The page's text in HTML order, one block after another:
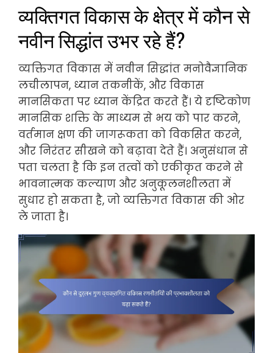
व्यक्तिगत विकास के क्षेत्र में कौन से
नवीन सिद्धांत उभर रहे हैं?
व्यक्तिगत विकास में नवीन सिद्धांत मनोवैज्ञानिक
लचीलापन, ध्यान तकनीकें, और विकास
मानसिकता पर ध्यान केंद्रित करते हैं। ये दृष्टिकोण
मानसिक शक्ति के माध्यम से भय को पार करने,
वर्तमान क्षण की जागरूकता को विकसित करने,
और निरंतर सीखने को बढ़ावा देते हैं। अनुसंधान से
पता चलता है कि इन तत्वों को एकीकृत करने से
भावनात्मक कल्याण और अनुकूलनशीलता में
सुधार हो सकता है, जो व्यक्तिगत विकास की ओर
ले जाता है।